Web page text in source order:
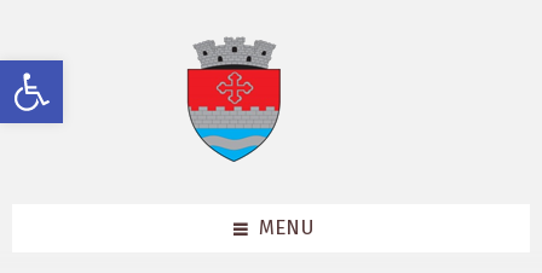
Deschide bara de unelte
content
left
sidebar
footer
MENU